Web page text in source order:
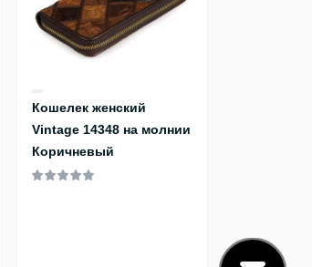
Кошелек женский
Vintage 14348 на молнии
Коричневый